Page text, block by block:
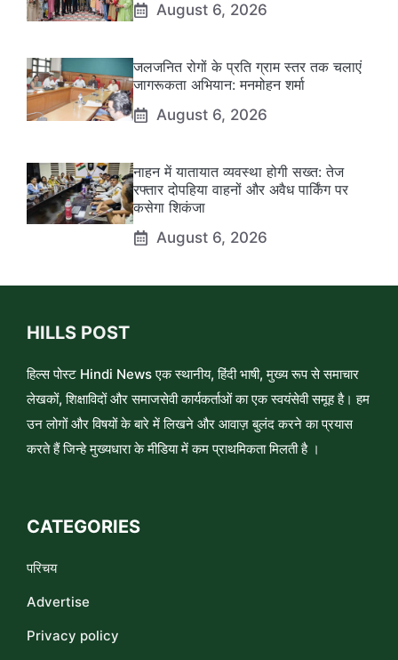
August 6, 2026
जलजनित रोगों के प्रति ग्राम स्तर तक चलाएं
जागरूकता अभियान: मनमोहन शर्मा
August 6, 2026
नाहन में यातायात व्यवस्था होगी सख्त: तेज
रफ्तार दोपहिया वाहनों और अवैध पार्किंग पर
कसेगा शिकंजा
August 6, 2026
HILLS POST
हिल्स पोस्ट Hindi News एक स्थानीय, हिंदी भाषी, मुख्य रूप से समाचार
लेखकों, शिक्षाविदों और समाजसेवी कार्यकर्ताओं का एक स्वयंसेवी समूह है। हम
उन लोगों और विषयों के बारे में लिखने और आवाज़ बुलंद करने का प्रयास
करते हैं जिन्हे मुख्यधारा के मीडिया में कम प्राथमिकता मिलती है ।
CATEGORIES
परिचय
Advertise
Privacy policy